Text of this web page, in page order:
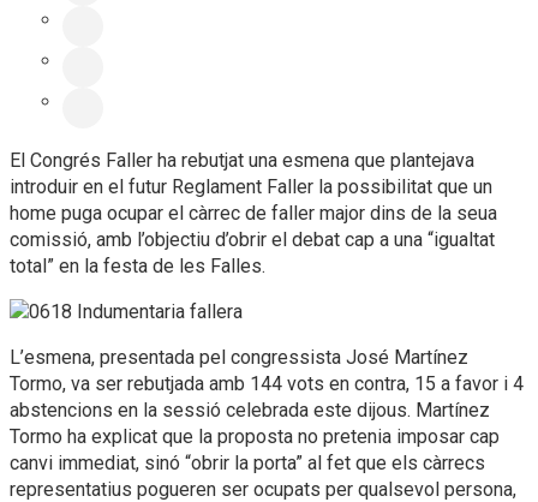
El Congrés Faller ha rebutjat una esmena que plantejava
introduir en el futur Reglament Faller la possibilitat que un
home puga ocupar el càrrec de faller major dins de la seua
comissió, amb l’objectiu d’obrir el debat cap a una “igualtat
total” en la festa de les Falles.
L’esmena, presentada pel congressista José Martínez
Tormo, va ser rebutjada amb 144 vots en contra, 15 a favor i 4
abstencions en la sessió celebrada este dijous. Martínez
Tormo ha explicat que la proposta no pretenia imposar cap
canvi immediat, sinó “obrir la porta” al fet que els càrrecs
representatius pogueren ser ocupats per qualsevol persona,